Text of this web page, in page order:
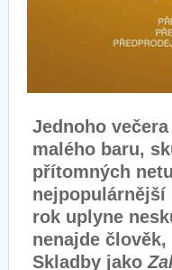
Jednoho
malého baru,
přítomných
nejpopulárnější
rok uplyne
nenajde
Skladby jako